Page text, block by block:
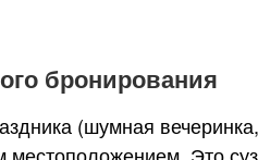
бронирования
(шумная